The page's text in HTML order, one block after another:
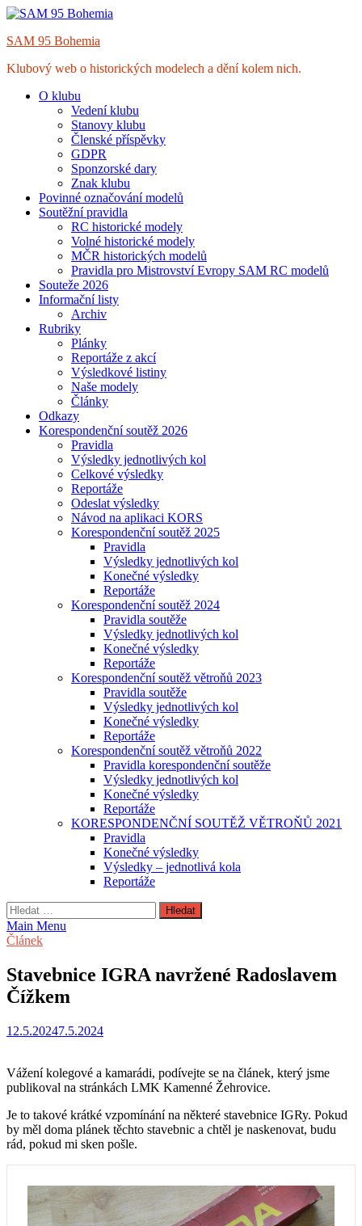
Skip
content
SAM 95 Bohemia
Klubový web o historických modelech a dění kolem nich.
O klubu
Vedení klubu
Stanovy klubu
Členské příspěvky
GDPR
Sponzorské dary
Znak klubu
Povinné označování modelů
Soutěžní pravidla
RC historické modely
Volné historické modely
MČR historických modelů
Pravidla pro Mistrovství Evropy SAM RC modelů
Souteže 2026
Informační listy
Archiv
Rubriky
Plánky
Reportáže z akcí
Výsledkové listiny
Naše modely
Články
Odkazy
Korespondenční soutěž 2026
Pravidla
Výsledky jednotlivých kol
Celkové výsledky
Reportáže
Odeslat výsledky
Návod na aplikaci KORS
Korespondenční soutěž 2025
Pravidla
Výsledky jednotlivých kol
Konečné výsledky
Reportáže
Korespondenční soutěž 2024
Pravidla soutěže
Výsledky jednotlivých kol
Konečné výsledky
Reportáže
Korespondenční soutěž větroňů 2023
Pravidla soutěže
Výsledky jednotlivých kol
Konečné výsledky
Reportáže
Korespondenční soutěž větroňů 2022
Pravidla korespondenční soutěže
Výsledky jednotlivých kol
Konečné výsledky
Reportáže
KORESPONDENČNÍ SOUTĚŽ VĚTROŇŮ 2021
Pravidla
Konečné výsledky
Výsledky – jednotlivá kola
Reportáže
Vyhledávání
Main Menu
Článek
Stavebnice IGRA navržené Radoslavem
Čížkem
12.5.20247.5.2024
Vážení kolegové a kamarádi, podívejte se na článek, který jsme
publikoval na stránkách LMK Kamenné Žehrovice.
Je to takové krátké vzpomínání na některé stavebnice IGRy. Pokud
by měl doma plánek těchto stavebnic a chtěl je naskenovat, budu
rád, pokud mi sken pošle.